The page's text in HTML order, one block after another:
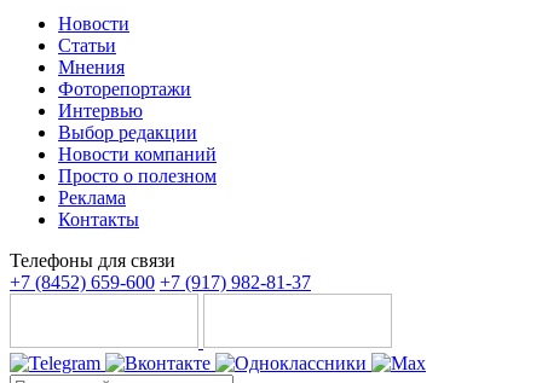
Новости
Статьи
Мнения
Фоторепортажи
Интервью
Выбор редакции
Новости компаний
Просто о полезном
Реклама
Контакты
Телефоны для связи
+7 (8452) 659-600 +7 (917) 982-81-37